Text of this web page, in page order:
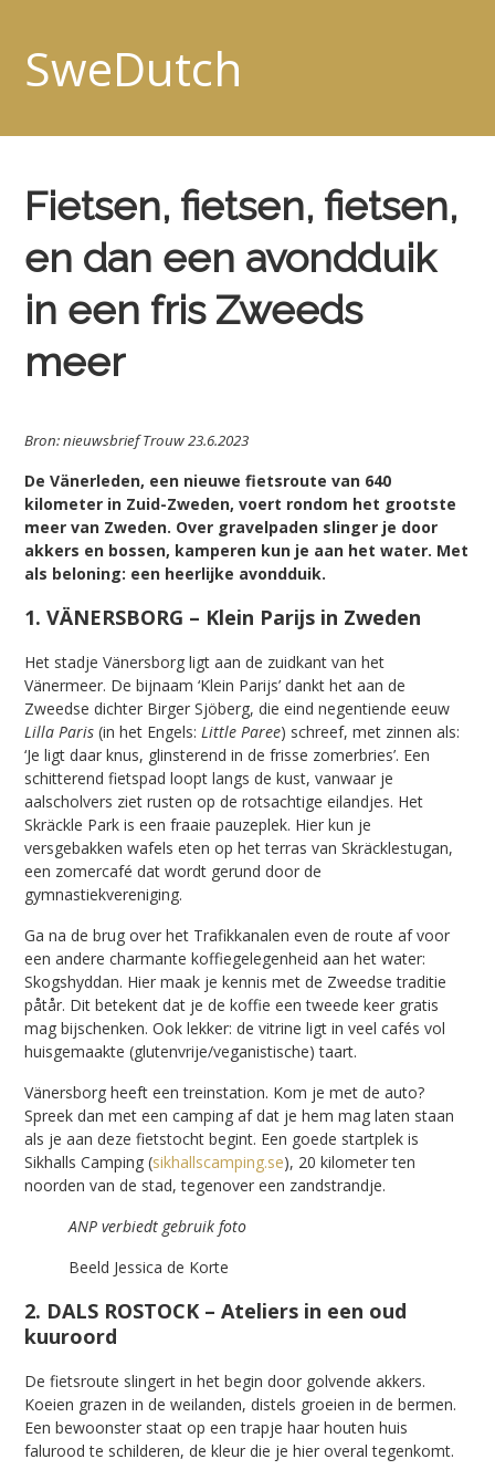
SweDutch
Fietsen, fietsen, fietsen,
en dan een avondduik
in een fris Zweeds
meer
Bron: nieuwsbrief Trouw 23.6.2023
De Vänerleden, een nieuwe fietsroute van 640
kilometer in Zuid-Zweden, voert rondom het grootste
meer van Zweden. Over gravelpaden slinger je door
akkers en bossen, kamperen kun je aan het water. Met
als beloning: een heerlijke avondduik.
1. VÄNERSBORG – Klein Parijs in Zweden
Het stadje Vänersborg ligt aan de zuidkant van het
Vänermeer. De bijnaam ‘Klein Parijs’ dankt het aan de
Zweedse dichter Birger Sjöberg, die eind negentiende eeuw
Lilla Paris (in het Engels:Little Paree) schreef, met zinnen als:
‘Je ligt daar knus, glinsterend in de frisse zomerbries’. Een
schitterend fietspad loopt langs de kust, vanwaar je
aalscholvers ziet rusten op de rotsachtige eilandjes. Het
Skräckle Park is een fraaie pauzeplek. Hier kun je
versgebakken wafels eten op het terras van Skräcklestugan,
een zomercafé dat wordt gerund door de
gymnastiekvereniging.
Ga na de brug over het Trafikkanalen even de route af voor
een andere charmante koffiegelegenheid aan het water:
Skogshyddan. Hier maak je kennis met de Zweedse traditie
påtår. Dit betekent dat je de koffie een tweede keer gratis
mag bijschenken. Ook lekker: de vitrine ligt in veel cafés vol
huisgemaakte (glutenvrije/veganistische) taart.
Vänersborg heeft een treinstation. Kom je met de auto?
Spreek dan met een camping af dat je hem mag laten staan
als je aan deze fietstocht begint. Een goede startplek is
Sikhalls Camping (sikhallscamping.se), 20 kilometer ten
noorden van de stad, tegenover een zandstrandje.
ANP verbiedt gebruik foto
Beeld Jessica de Korte
2. DALS ROSTOCK – Ateliers in een oud
kuuroord
De fietsroute slingert in het begin door golvende akkers.
Koeien grazen in de weilanden, distels groeien in de bermen.
Een bewoonster staat op een trapje haar houten huis
falurood te schilderen, de kleur die je hier overal tegenkomt.